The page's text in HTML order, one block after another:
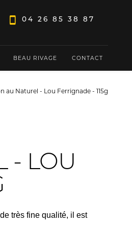
04 26 85 38 87
BEAU RIVAGE CONTACT
au Naturel - Lou Ferrignade - 115g
- LOU
de très fine qualité, il est